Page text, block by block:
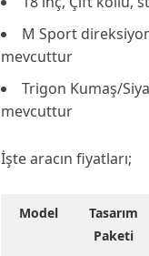
M Sport
mevcuttur
Trigon Kumaş/
mevcuttur
İşte aracın fiyatları;
Model
Tasarım
Paketi